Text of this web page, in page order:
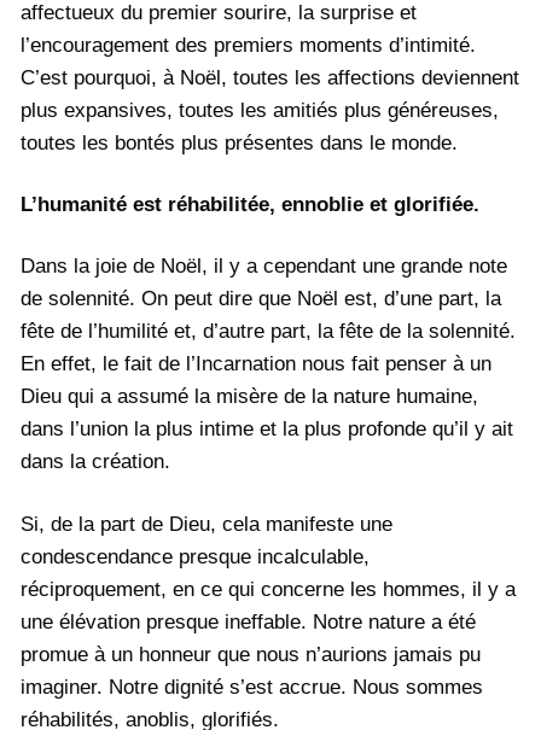
affectueux du premier sourire, la surprise et
l’encouragement des premiers moments d’intimité.
C’est pourquoi, à Noël, toutes les affections deviennent
plus expansives, toutes les amitiés plus généreuses,
toutes les bontés plus présentes dans le monde.
L’humanité est réhabilitée, ennoblie et glorifiée.
Dans la joie de Noël, il y a cependant une grande note
de solennité. On peut dire que Noël est, d’une part, la
fête de l’humilité et, d’autre part, la fête de la solennité.
En effet, le fait de l’Incarnation nous fait penser à un
Dieu qui a assumé la misère de la nature humaine,
dans l’union la plus intime et la plus profonde qu’il y ait
dans la création.
Si, de la part de Dieu, cela manifeste une
condescendance presque incalculable,
réciproquement, en ce qui concerne les hommes, il y a
une élévation presque ineffable. Notre nature a été
promue à un honneur que nous n’aurions jamais pu
imaginer. Notre dignité s’est accrue. Nous sommes
réhabilités, anoblis, glorifiés.